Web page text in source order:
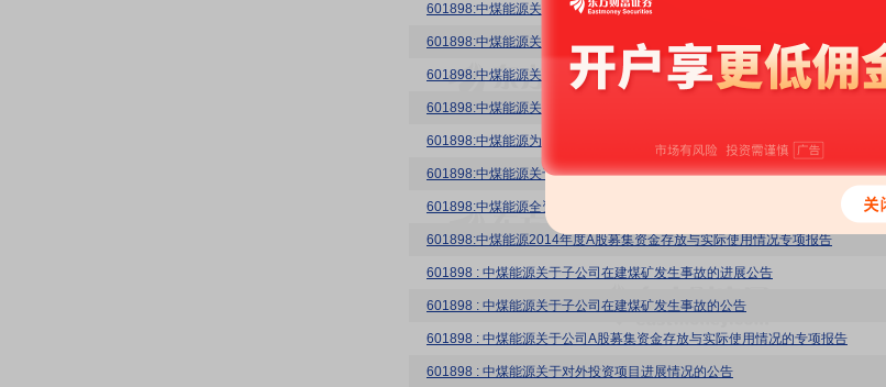
601898:中煤能源关于公司A股募集资金存放与实际使用情况的专项报告
601898:中煤能源关于使用募集资金暂时补充流动资金的公告
601898:中煤能源关于公司A股募集资金存放与实际使用情况的专项报告
601898:中煤能源关于公司A股募集资金存放与实际使用情况的专项报告
601898:中煤能源为中天合创能源有限责任公司融资提供担保的公告
601898:中煤能源关于公司A股募集资金存放与实际使用情况的专项报告
601898:中煤能源全资子公司为延安市禾草沟煤业有限公司融资提供担保的公告
601898:中煤能源2014年度A股募集资金存放与实际使用情况专项报告
601898 : 中煤能源关于子公司在建煤矿发生事故的进展公告
601898 : 中煤能源关于子公司在建煤矿发生事故的公告
601898 : 中煤能源关于公司A股募集资金存放与实际使用情况的专项报告
601898 : 中煤能源关于对外投资项目进展情况的公告